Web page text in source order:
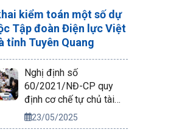
kiểm toán một số dự
Tập đoàn Điện lực Việt
tỉnh Tuyên Quang
Nghị định số
60/2021/NĐ-CP quy
định cơ chế tự chủ tài
chính của đơn vị sự
nghiệp công lập
23/05/2025